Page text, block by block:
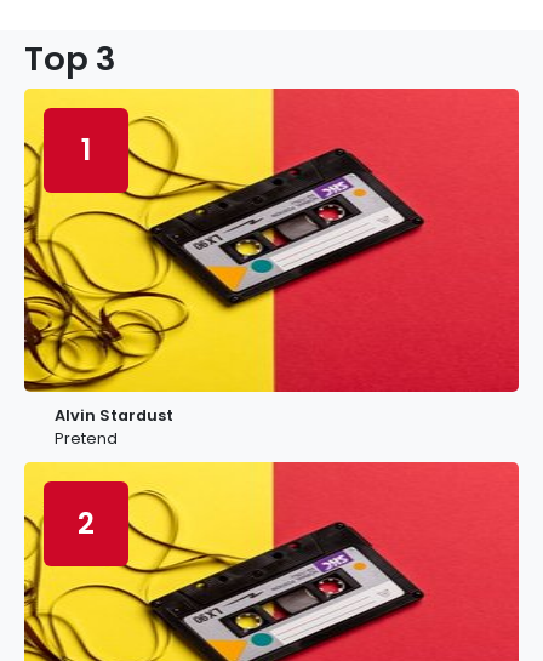
Top 3
1
Alvin Stardust
Pretend
2